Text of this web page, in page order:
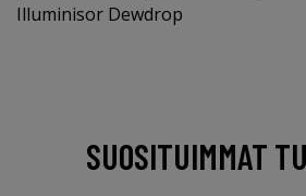
Illuminisor Dewdrop
SUOSITUIMMAT